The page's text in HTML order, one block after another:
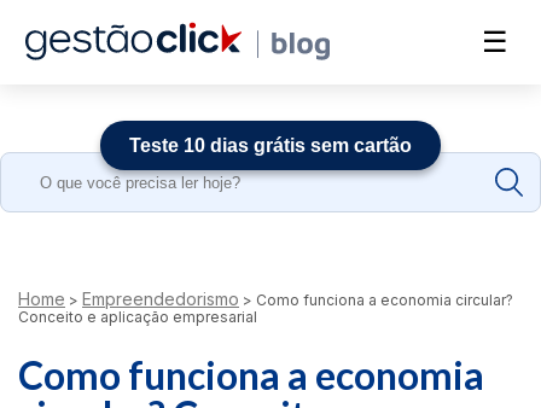
☰
Search
Home > Empreendedorismo > Como funciona a economia circular?
Conceito e aplicação empresarial
Como funciona a economia
Teste 10 dias grátis sem cartão